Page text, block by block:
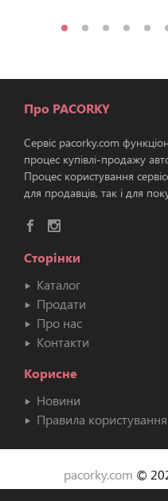
Про PACORKY
Сервіс pacorky.com
процес купівлі-продажу
Процес користування
для продавців, так і для
Сторінки
Каталог
Продати
Про нас
Контакти
Корисне
Новини
Правила користування
pacorky.com ©